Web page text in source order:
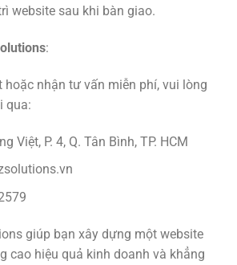
website sau khi bàn giao.
:
nhận tư vấn miễn phí, vui lòng
qua:
Việt, P. 4, Q. Tân Bình, TP. HCM
giúp bạn xây dựng một website
cao hiệu quả kinh doanh và khẳng